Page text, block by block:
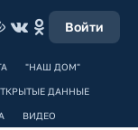
Войти
"НАШ ДОМ"
ДАННЫЕ
ВИДЕО